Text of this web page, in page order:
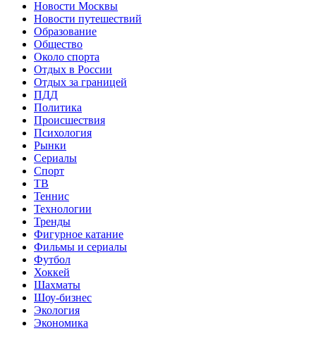
Новости Москвы
Новости путешествий
Образование
Общество
Около спорта
Отдых в России
Отдых за границей
ПДД
Политика
Происшествия
Психология
Рынки
Сериалы
Спорт
ТВ
Теннис
Технологии
Тренды
Фигурное катание
Фильмы и сериалы
Футбол
Хоккей
Шахматы
Шоу-бизнес
Экология
Экономика